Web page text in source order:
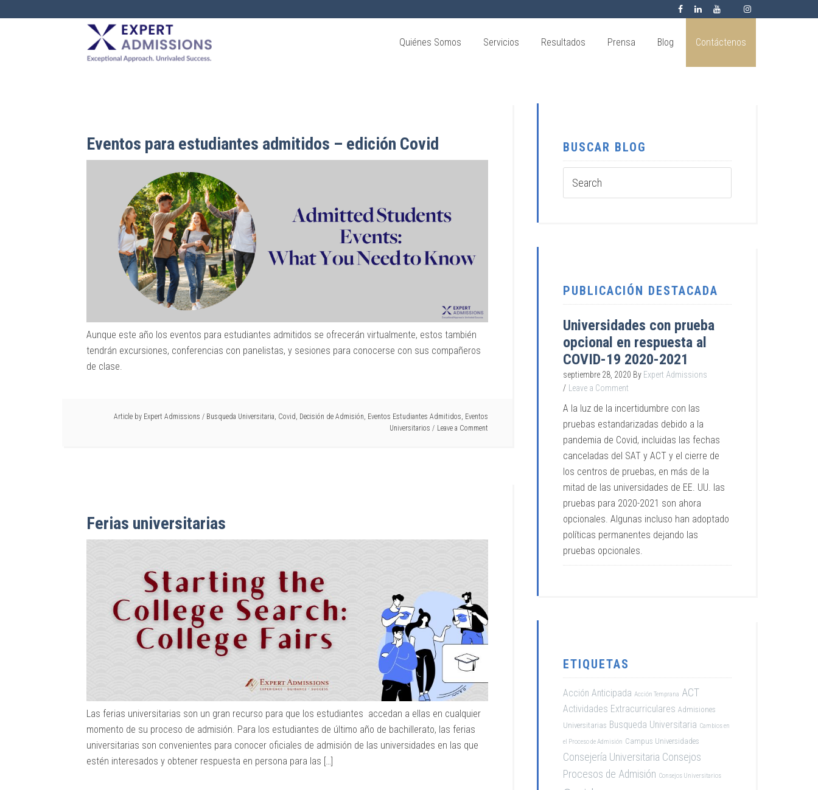
EXPERT
ADMISSIONS
Quiénes Somos Servicios Resultados Prensa Blog Contáctenos
Eventos para estudiantes admitidos – edición Covid
Aunque este año los eventos para estudiantes admitidos se ofrecerán virtualmente, estos también
tendrán excursiones, conferencias con panelistas, y sesiones para conocerse con sus compañeros
de clase.
Article by Expert Admissions / Busqueda Universitaria Covid Decisión de Admisión Eventos Estudiantes Admitidos Eventos
Universitarios
Leave a Comment
Ferias universitarias
Las ferias universitarias son un gran recurso para que los estudiantes accedan a ellas en cualquier
momento de su proceso de admisión. Para los estudiantes de último año de bachillerato, las ferias
universitarias son convenientes para conocer oficiales de admisión de las universidades en las que
estén interesados y obtener respuesta en persona para las […]
BUSCAR BLOG
PUBLICACIÓN DESTACADA
Universidades con prueba
opcional en respuesta al
COVID-19 2020-2021
septiembre 28, 2020 By Expert Admissions
Leave a Comment
A la luz de la incertidumbre con las
pruebas estandarizadas debido a la
pandemia de Covid, incluidas las fechas
canceladas del SAT y ACT y el cierre de
los centros de pruebas, en más de la
mitad de las universidades de EE. UU. las
pruebas para 2020-2021 son ahora
opcionales. Algunas incluso han adoptado
políticas permanentes dejando las
pruebas opcionales.
ETIQUETAS
Acción Anticipada Acción Temprana ACT
Actividades Extracurriculares Admisiones
Universitarias Busqueda Universitaria Cambios en
el Proceso de Admisión Campus Universidades
Consejería Universitaria Consejos
Procesos de Admisión Consejos Universitarios